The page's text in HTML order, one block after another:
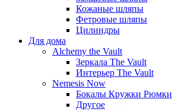
Кожаные шляпы
Фетровые шляпы
Цилиндры
Для дома
Alchemy the Vault
Зеркала The Vault
Интерьер The Vault
Nemesis Now
Бокалы Кружки Рюмки
Другое